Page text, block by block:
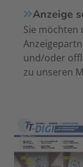
Anzeige
Sie möchten
und/oder
zu unseren